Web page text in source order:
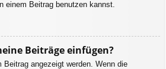
einem Beitrag benutzen kannst.
Beiträge einfügen?
angezeigt werden. Wenn die